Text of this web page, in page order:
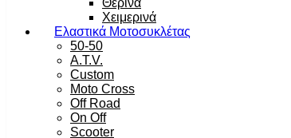
Χειμερινά
Ελαστικά Μοτοσυκλέτας
50-50
A.T.V.
Custom
Moto Cross
Off Road
On Off
Scooter